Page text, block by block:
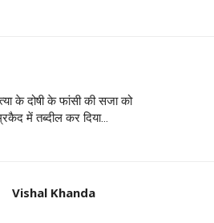
के दोषी के फांसी की सजा को
में तब्दील कर दिया…
Vishal Khanda